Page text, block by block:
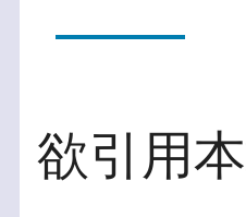
欲引用